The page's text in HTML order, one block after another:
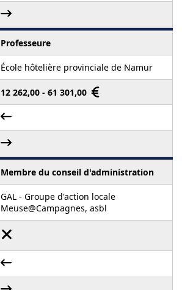
Professeure
École hôtelière provinciale de Namur
12 262,00 - 61 301,00
Membre du conseil d'administration
GAL - Groupe d'action locale
Meuse@Campagnes, asbl